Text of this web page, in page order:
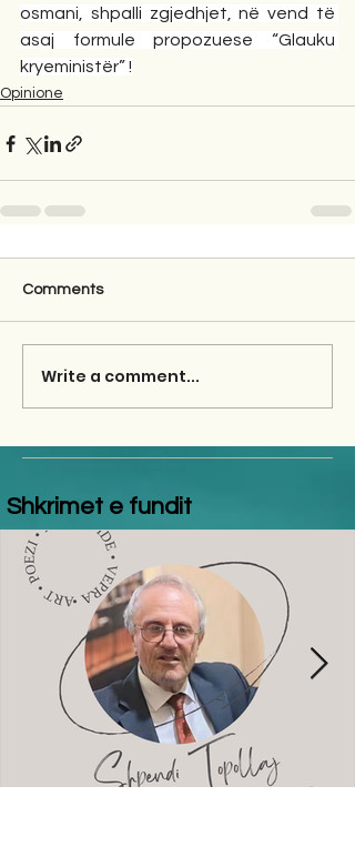
osmani, shpalli zgjedhjet, në vend të
asaj formule propozuese “Glauku
kryeministër” !
Opinione
Comments
Write a comment...
Shkrimet e fundit